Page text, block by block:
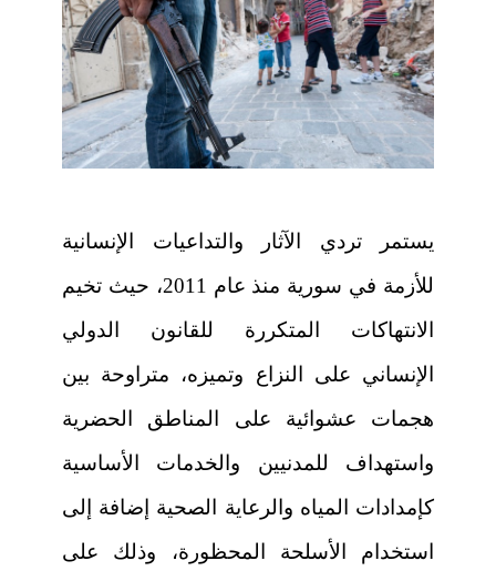
يستمر تردي الآثار والتداعيات الإنسانية
للأزمة في سورية منذ عام 2011، حيث تخيم
الانتهاكات المتكررة للقانون الدولي
الإنساني على النزاع وتميزه، متراوحة بين
هجمات عشوائية على المناطق الحضرية
واستهداف للمدنيين والخدمات الأساسية
كإمدادات المياه والرعاية الصحية إضافة إلى
استخدام الأسلحة المحظورة، وذلك على